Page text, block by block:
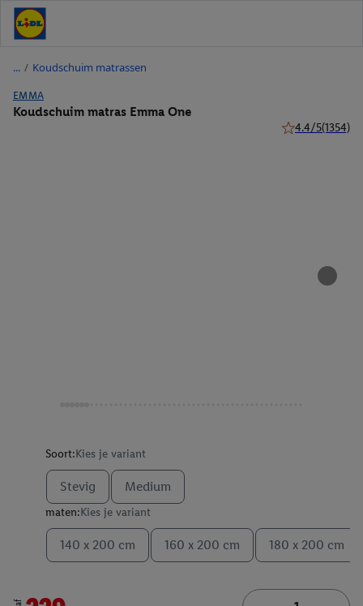
/ Koudschuim matrassen
EMMA
Koudschuim matras Emma One
4.4/5(1354)
Soort:Kies je variant
Stevig Medium
maten:Kies je variant
140 x 200 cm 160 x 200 cm 180 x 200 cm